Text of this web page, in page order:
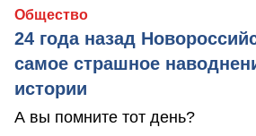
Общество
24 года назад
самое страшное
истории
А вы помните тот день?